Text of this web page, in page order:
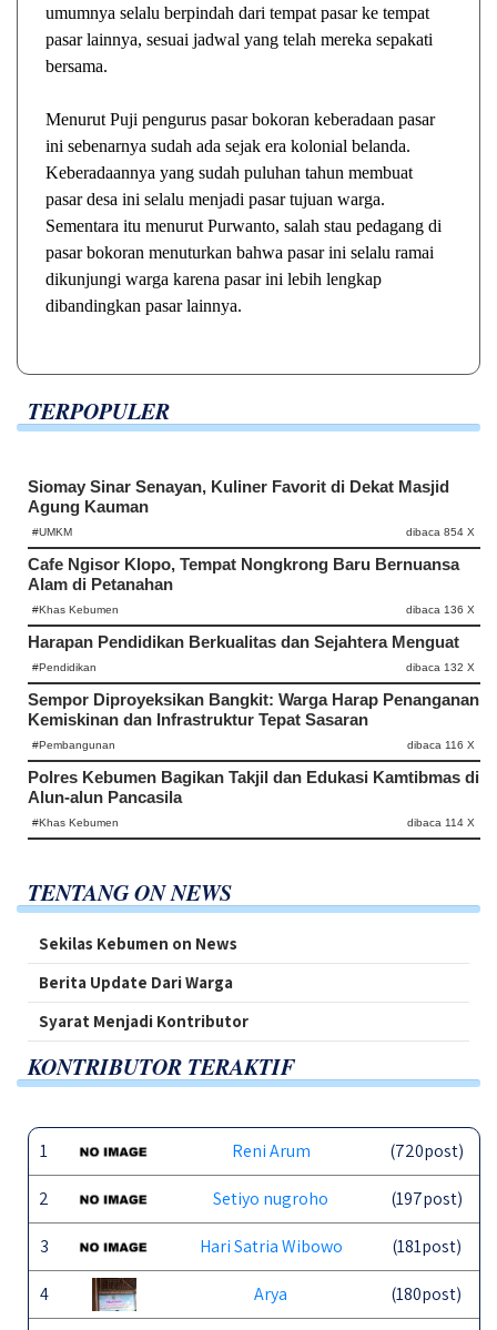
umumnya selalu berpindah dari tempat pasar ke tempat
pasar lainnya, sesuai jadwal yang telah mereka sepakati
bersama.
Menurut Puji pengurus pasar bokoran keberadaan pasar
ini sebenarnya sudah ada sejak era kolonial belanda.
Keberadaannya yang sudah puluhan tahun membuat
pasar desa ini selalu menjadi pasar tujuan warga.
Sementara itu menurut Purwanto, salah stau pedagang di
pasar bokoran menuturkan bahwa pasar ini selalu ramai
dikunjungi warga karena pasar ini lebih lengkap
dibandingkan pasar lainnya.
TERPOPULER
Siomay Sinar Senayan, Kuliner Favorit di Dekat Masjid
Agung Kauman
#UMKM dibaca 854 X
Cafe Ngisor Klopo, Tempat Nongkrong Baru Bernuansa
Alam di Petanahan
#Khas Kebumen dibaca 136 X
Harapan Pendidikan Berkualitas dan Sejahtera Menguat
#Pendidikan dibaca 132 X
Sempor Diproyeksikan Bangkit: Warga Harap Penanganan
Kemiskinan dan Infrastruktur Tepat Sasaran
#Pembangunan dibaca 116 X
Polres Kebumen Bagikan Takjil dan Edukasi Kamtibmas di
Alun-alun Pancasila
#Khas Kebumen dibaca 114 X
TENTANG ON NEWS
Sekilas Kebumen on News
Berita Update Dari Warga
Syarat Menjadi Kontributor
KONTRIBUTOR TERAKTIF
1 Reni Arum (720post)
2 Setiyo nugroho (197post)
3 Hari Satria Wibowo (181post)
4 Arya (180post)